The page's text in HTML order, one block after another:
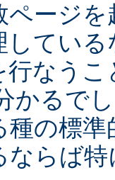
ページ
してい
行なう
かるで
種の標
ならば